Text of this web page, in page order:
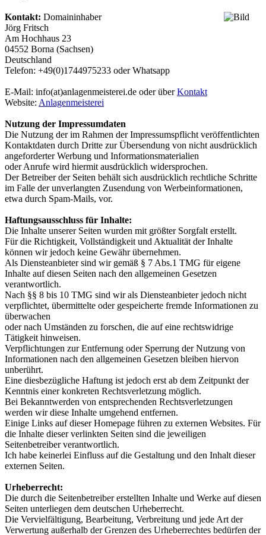
Kontakt: Domaininhaber
Jörg Fritsch
Am Hochhaus 23
04552 Borna (Sachsen)
Deutschland
Telefon: +49(0)1744975233 oder Whatsapp
E-Mail: info(at)anlagenmeisterei.de oder überKontakt
Website: Anlagenmeisterei
Nutzung der Impressumdaten
Die Nutzung der im Rahmen der Impressumspflicht veröffentlichten
Kontaktdaten durch Dritte zur Übersendung von nicht ausdrücklich
angeforderter Werbung und Informationsmaterialien
oder Anrufe wird hiermit ausdrücklich widersprochen.
Der Betreiber der Seiten behält sich ausdrücklich rechtliche Schritte
im Falle der unverlangten Zusendung von Werbeinformationen,
etwa durch Spam-Mails, vor.
Haftungsausschluss für Inhalte:
Die Inhalte unserer Seiten wurden mit größter Sorgfalt erstellt.
Für die Richtigkeit, Vollständigkeit und Aktualität der Inhalte
können wir jedoch keine Gewähr übernehmen.
Als Diensteanbieter sind wir gemäß § 7 Abs.1 TMG für eigene
Inhalte auf diesen Seiten nach den allgemeinen Gesetzen
verantwortlich.
Nach §§ 8 bis 10 TMG sind wir als Diensteanbieter jedoch nicht
verpflichtet, übermittelte oder gespeicherte fremde Informationen zu
überwachen
oder nach Umständen zu forschen, die auf eine rechtswidrige
Tätigkeit hinweisen.
Verpflichtungen zur Entfernung oder Sperrung der Nutzung von
Informationen nach den allgemeinen Gesetzen bleiben hiervon
unberührt.
Eine diesbezügliche Haftung ist jedoch erst ab dem Zeitpunkt der
Kenntnis einer konkreten Rechtsverletzung möglich.
Bei Bekanntwerden von entsprechenden Rechtsverletzungen
werden wir diese Inhalte umgehend entfernen.
Einige Links auf dieser Homepage führen zu externen Websites. Für
die Inhalte dieser verlinkten Seiten sind die jeweiligen
Seitenbetreiber verantwortlich.
Ich habe keinerlei Einfluss auf die Gestaltung und den Inhalt dieser
externen Seiten.
Urheberrecht:
Die durch die Seitenbetreiber erstellten Inhalte und Werke auf diesen
Seiten unterliegen dem deutschen Urheberrecht.
Die Vervielfältigung, Bearbeitung, Verbreitung und jede Art der
Verwertung außerhalb der Grenzen des Urheberrechtes bedürfen der